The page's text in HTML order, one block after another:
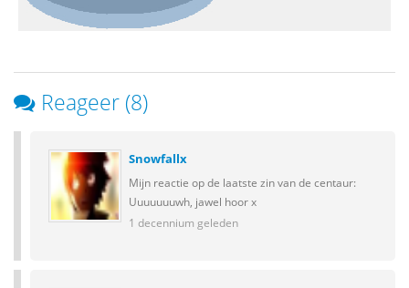
Reageer (8)
Snowfallx
Mijn reactie op de laatste zin van de centaur:
Uuuuuuuwh, jawel hoor x
1 decennium geleden